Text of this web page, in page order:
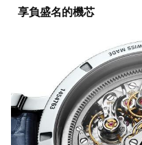
享負盛名的機芯